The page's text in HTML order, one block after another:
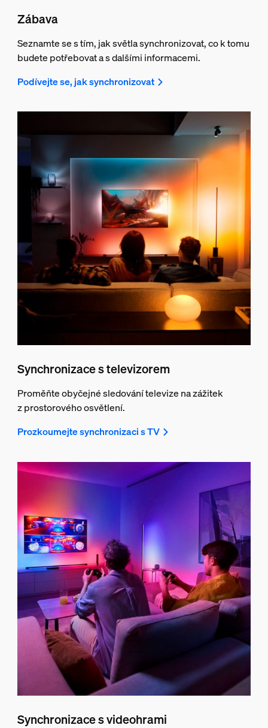
Zábava
Seznamte se s tím, jak světla synchronizovat, co k tomu
budete potřebovat a s dalšími informacemi.
Podívejte se, jak synchronizovat
Synchronizace s televizorem
Proměňte obyčejné sledování televize na zážitek
z prostorového osvětlení.
Prozkoumejte synchronizaci s TV
Synchronizace s videohrami